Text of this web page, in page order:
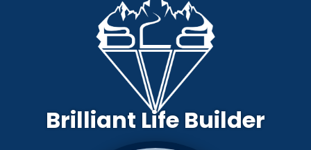
Brilliant Life Builder